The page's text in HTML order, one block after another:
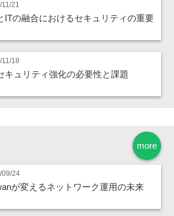
21
ITの融合におけるセキュリティの重要
18
キュリティ強化の必要性と課題
more
09/24
が変えるネットワーク運用の未来